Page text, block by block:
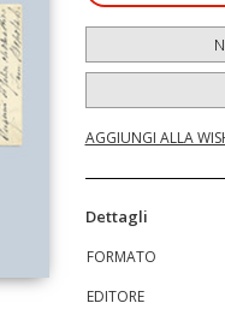
AGGIUNGI ALLA
Dettagli
FORMATO
EDITORE